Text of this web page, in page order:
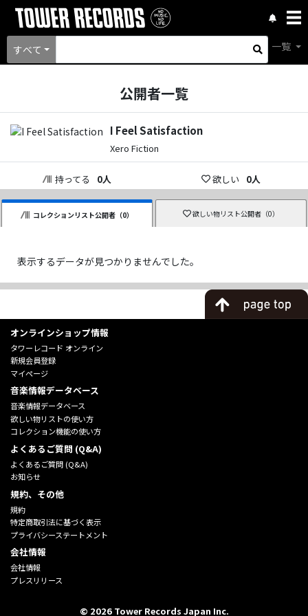
すべて 一覧
公開者一覧
I Feel Satisfaction
Xero Fiction
持ってる 0人 欲しい 0人
コレクションリスト公開者（0） 欲しい物リスト公開者（0）
表示するデータが見つかりませんでした。
オンラインショップ情報
タワーレコード オンライン
新規会員登録
マイページ
音楽情報データベース
音楽情報データベース
欲しい物リストの使い方
コレクション機能の使い方
よくあるご質問 (Q&A)
よくあるご質問 (Q&A)
お知らせ
規約、その他
規約
特定商取引法に基づく表示
プライバシーステートメント
会社情報
会社情報
プレスリリース
© 2026Tower Records Japan Inc.